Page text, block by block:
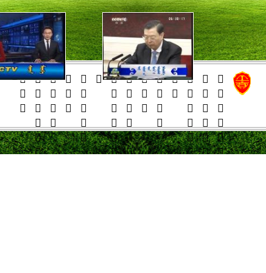
   
       
    




























































